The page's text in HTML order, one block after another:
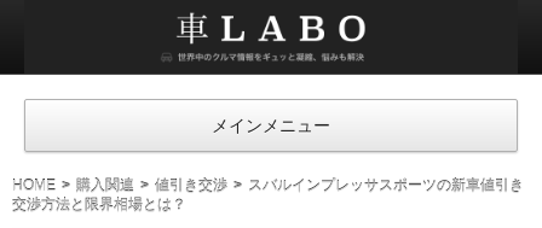
ラ
ボ
メインメニュー
HOME 購入関連 値引き交渉
スバルインプレッサスポーツの新車値引き
交渉方法と限界相場とは？